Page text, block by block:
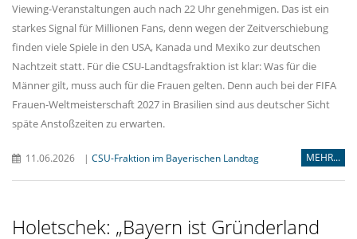
Viewing-Veranstaltungen auch nach 22 Uhr genehmigen. Das ist ein
starkes Signal für Millionen Fans, denn wegen der Zeitverschiebung
finden viele Spiele in den USA, Kanada und Mexiko zur deutschen
Nachtzeit statt. Für die CSU-Landtagsfraktion ist klar: Was für die
Männer gilt, muss auch für die Frauen gelten. Denn auch bei der FIFA
Frauen-Weltmeisterschaft 2027 in Brasilien sind aus deutscher Sicht
späte Anstoßzeiten zu erwarten.
11.06.2026 | CSU-Fraktion im Bayerischen Landtag MEHR...
Holetschek: „Bayern ist Gründerland